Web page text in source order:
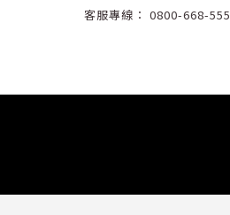
客服專線： 0800-668-555